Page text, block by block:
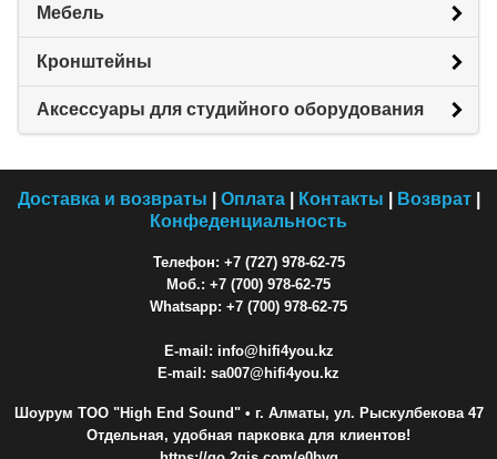
Мебель
Кронштейны
Аксессуары для студийного оборудования
Доставка и возвраты Оплата| Контакты Возврат|
Конфеденциальность
Телефон: +7 (727) 978-62-75
Моб.: +7 (700) 978-62-75
Whatsapp: +7 (700) 978-62-75
E-mail: info@hifi4you.kz
E-mail: sa007@hifi4you.kz
Шоурум ТОО "High End Sound"• г. Алматы, ул. Рыскулбекова 47
Отдельная, удобная парковка для клиентов!